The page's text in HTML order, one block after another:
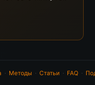
· Методы · Статьи· FAQ·